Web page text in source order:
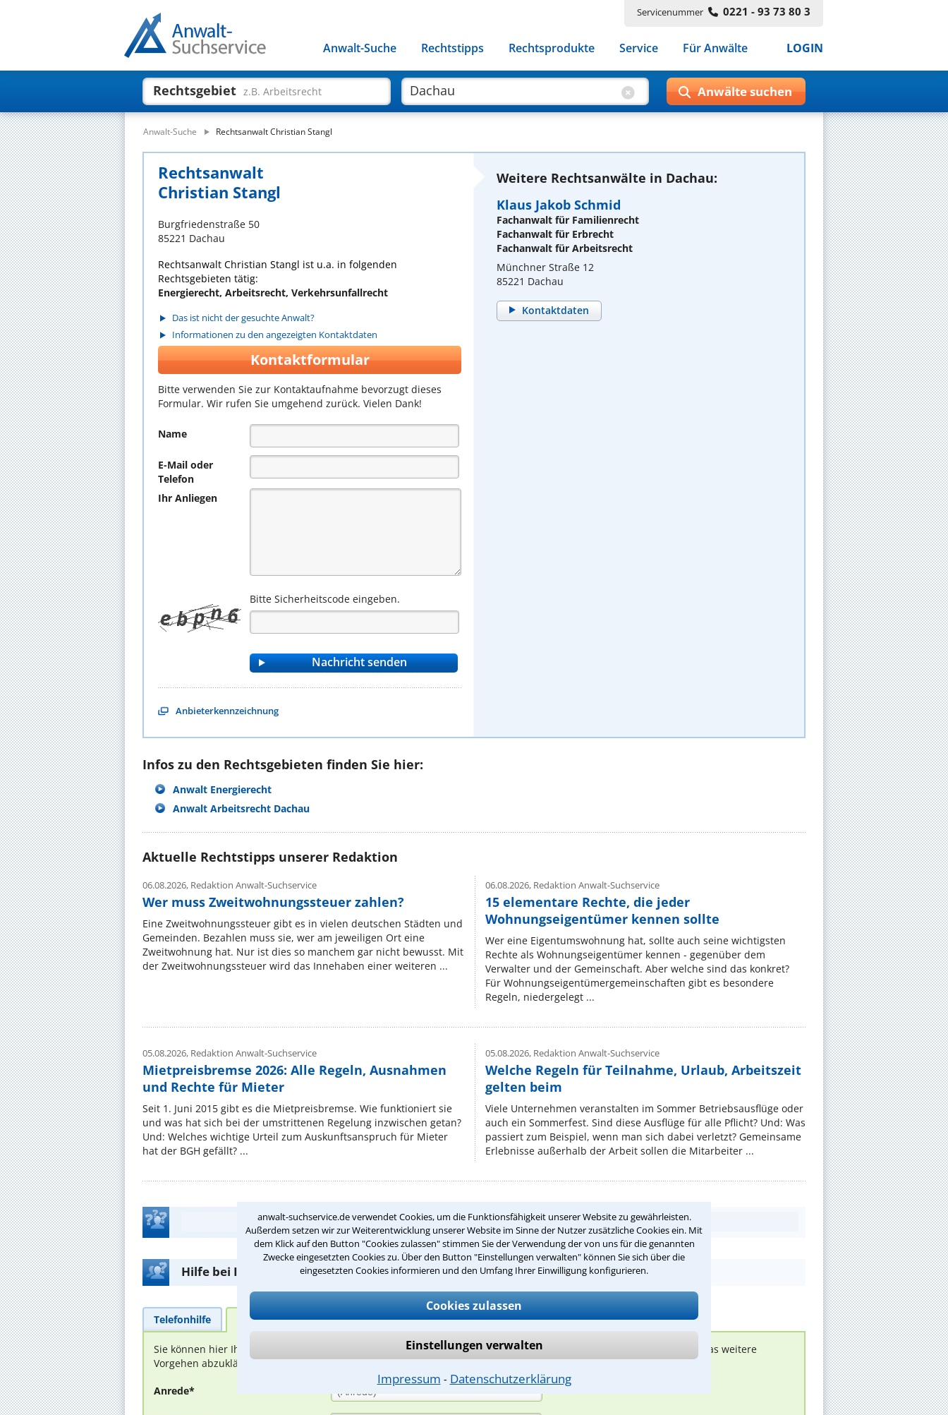
anwalt-suchservice.de verwendet Cookies, um die Funktionsfähigkeit unserer Website zu gewährleisten.
Außerdem setzen wir zur Weiterentwicklung unserer Website im Sinne der Nutzer zusätzliche Cookies ein. Mit
dem Klick auf den Button "Cookies zulassen" stimmen Sie der Verwendung der von uns für die genannten
Zwecke eingesetzten Cookies zu. Über den Button "Einstellungen verwalten" können Sie sich über die
eingesetzten Cookies informieren und den Umfang Ihrer Einwilligung konfigurieren.
Cookies zulassen
Einstellungen verwalten
Impressum ⁃ Datenschutzerklärung
Servicenummer 0221 - 93 73 80 3
Anwalt-Suche Rechtstipps Rechtsprodukte Service Für Anwälte LOGIN
Rechtsgebiet z.B. Arbeitsrecht
Anwalt-Suche Rechtsanwalt Christian Stangl
Rechtsanwalt
Christian Stangl
Burgfriedenstraße 50
85221 Dachau
Rechtsanwalt Christian Stangl ist u.a. in folgenden
Rechtsgebieten tätig:
Energierecht, Arbeitsrecht, Verkehrsunfallrecht
Das ist nicht der gesuchte Anwalt?
Informationen zu den angezeigten Kontaktdaten
Kontaktformular
Bitte verwenden Sie zur Kontaktaufnahme bevorzugt dieses
Formular. Wir rufen Sie umgehend zurück. Vielen Dank!
Name
E-Mail oder
Telefon
Ihr Anliegen
Bitte Sicherheitscode eingeben.
Anbieterkennzeichnung
Weitere Rechtsanwälte in Dachau:
Klaus Jakob Schmid
Fachanwalt für Familienrecht
Fachanwalt für Erbrecht
Fachanwalt für Arbeitsrecht
Münchner Straße 12
85221 Dachau
Kontaktdaten
Infos zu den Rechtsgebieten finden Sie hier:
Anwalt Energierecht
Anwalt Arbeitsrecht Dachau
Aktuelle Rechtstipps unserer Redaktion
06.08.2026, Redaktion Anwalt-Suchservice
Wer muss Zweitwohnungssteuer zahlen?
Eine Zweitwohnungssteuer gibt es in vielen deutschen Städten und
Gemeinden. Bezahlen muss sie, wer am jeweiligen Ort eine
Zweitwohnung hat. Nur ist dies so manchem gar nicht bewusst. Mit
der Zweitwohnungssteuer wird das Innehaben einer weiteren ...
06.08.2026,Redaktion Anwalt-Suchservice
15 elementare Rechte, die jeder
Wohnungseigentümer kennen sollte
Wer eine Eigentumswohnung hat, sollte auch seine wichtigsten
Rechte als Wohnungseigentümer kennen - gegenüber dem
Verwalter und der Gemeinschaft. Aber welche sind das konkret?
Für Wohnungseigentümergemeinschaften gibt es besondere
Regeln, niedergelegt ...
05.08.2026, Redaktion Anwalt-Suchservice
Mietpreisbremse 2026: Alle Regeln, Ausnahmen
und Rechte für Mieter
Seit 1. Juni 2015 gibt es die Mietpreisbremse. Wie funktioniert sie
und was hat sich bei der umstrittenen Regelung inzwischen getan?
Und: Welches wichtige Urteil zum Auskunftsanspruch für Mieter
hat der BGH gefällt? ...
05.08.2026,Redaktion Anwalt-Suchservice
Welche Regeln für Teilnahme, Urlaub, Arbeitszeit
gelten beim
Viele Unternehmen veranstalten im Sommer Betriebsausflüge oder
auch ein Sommerfest. Sind diese Ausflüge für alle Pflicht? Und: Was
passiert zum Beispiel, wenn man sich dabei verletzt? Gemeinsame
Erlebnisse außerhalb der Arbeit sollen die Mitarbeiter ...
Teste Dein Rechtswissen
Hilfe bei Ihrer Anwaltsuche?
Telefonhilfe Beratungsanfrage
Sie können hier Ihren Fall schildern. Anschließend werden sich spezialisierte Rechtsanwälte bei Ihnen melden, um das weitere
Vorgehen abzuklären. Die Rückmeldung durch einen Anwalt ist für Sie kostenlos.
Anrede* (Anrede)